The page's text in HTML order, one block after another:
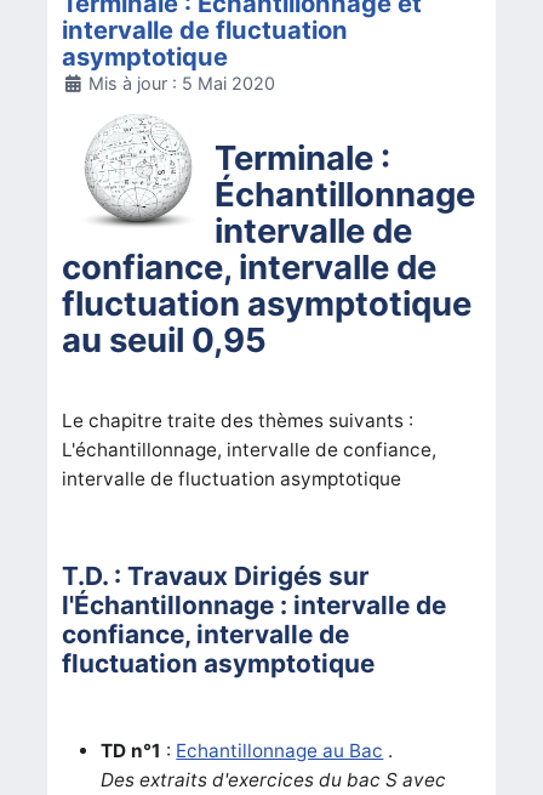
intervalle de fluctuation
asymptotique
DétailsMis à jour : 5 Mai 2020
Terminale :
Échantillonnage
intervalle de
confiance, intervalle de
fluctuation asymptotique
au seuil 0,95
Le chapitre traite des thèmes suivants :
L'échantillonnage, intervalle de confiance,
intervalle de fluctuation asymptotique
T.D. : Travaux Dirigés sur
l'Échantillonnage : intervalle de
confiance, intervalle de
fluctuation asymptotique
TD n°1 : Echantillonnage au Bac .
Des extraits d'exercices du bac S avec